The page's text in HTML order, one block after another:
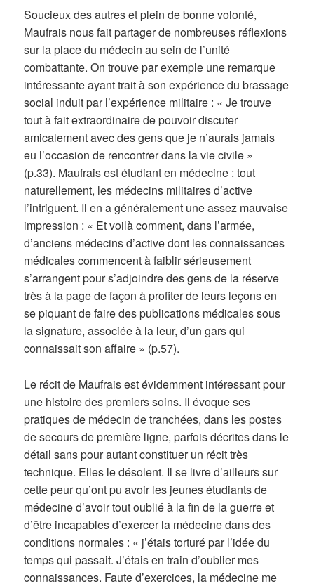
Soucieux des autres et plein de bonne volonté,
Maufrais nous fait partager de nombreuses réflexions
sur la place du médecin au sein de l’unité
combattante. On trouve par exemple une remarque
intéressante ayant trait à son expérience du brassage
social induit par l’expérience militaire : « Je trouve
tout à fait extraordinaire de pouvoir discuter
amicalement avec des gens que je n’aurais jamais
eu l’occasion de rencontrer dans la vie civile »
(p.33). Maufrais est étudiant en médecine : tout
naturellement, les médecins militaires d’active
l’intriguent. Il en a généralement une assez mauvaise
impression : « Et voilà comment, dans l’armée,
d’anciens médecins d’active dont les connaissances
médicales commencent à faiblir sérieusement
s’arrangent pour s’adjoindre des gens de la réserve
très à la page de façon à profiter de leurs leçons en
se piquant de faire des publications médicales sous
la signature, associée à la leur, d’un gars qui
connaissait son affaire » (p.57).
Le récit de Maufrais est évidemment intéressant pour
une histoire des premiers soins. Il évoque ses
pratiques de médecin de tranchées, dans les postes
de secours de première ligne, parfois décrites dans le
détail sans pour autant constituer un récit très
technique. Elles le désolent. Il se livre d’ailleurs sur
cette peur qu’ont pu avoir les jeunes étudiants de
médecine d’avoir tout oublié à la fin de la guerre et
d’être incapables d’exercer la médecine dans des
conditions normales : « j’étais torturé par l’idée du
temps qui passait. J’étais en train d’oublier mes
connaissances. Faute d’exercices, la médecine me